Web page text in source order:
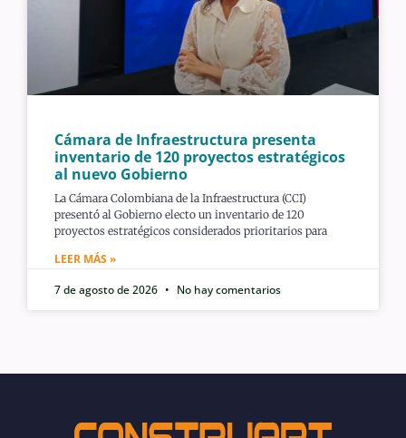
Cámara de Infraestructura presenta
inventario de 120 proyectos estratégicos
al nuevo Gobierno
La Cámara Colombiana de la Infraestructura (CCI)
presentó al Gobierno electo un inventario de 120
proyectos estratégicos considerados prioritarios para
LEER MÁS »
7 de agosto de 2026
No hay comentarios